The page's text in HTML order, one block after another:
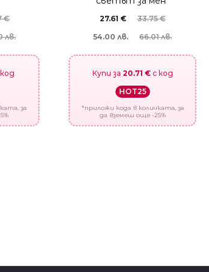
€
лв.
за
33.75€
27.61 €
66.01 лв.
54.00 лв.
Купи за 20.71 €с код
HOT25
*приложи кода в количката, за
да вземеш още -25%